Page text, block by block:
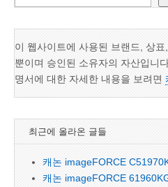
이 웹사이트에 사용된 브랜드, 상
뿐이며 승인된 소유자의 자산입니
명서에 대한 자세한 내용을 보려면
최근에 올라온 글들
캐논 imageFORCE
캐논 imageFORCE